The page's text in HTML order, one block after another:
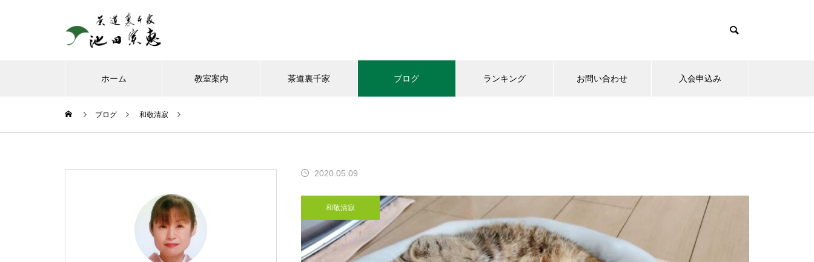
ホーム 教室案内 茶道裏千家 ブログ ランキング お問い合わせ 入会申込み
8月、お朔日詣りをさせて頂き
お榊のお水をかえてたら、見て
ブログ 和敬清寂
2020.05.09
和敬清寂